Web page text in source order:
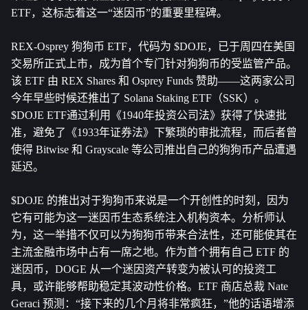
ETF，这标志着这一“迷因币”的重要里程碑。
REX-Osprey 狗狗币 ETF，代码为 $DOJE，已于周四在美国
交易所正式上市，成为首个专门针对狗狗币的受监管产品。
该 ETF 由 REX Shares 和 Osprey Funds 赞助——这两家公司
今年早些时候还推出了 Solana Staking ETF（SSK）。
$DOJE ETF通过利用《1940年投资公司法》获得了快速批
准，避免了《1933年证券法》下繁琐的审批流程，而后者曾
使得 Bitwise 和 Grayscale 等公司推出自己的狗狗币产品遭遇
延迟。
$DOJE 的推出对于狗狗币来说是一个开创性的时刻，因为
它有可能为这一迷因币生态系统注入机构资本。分析师认
为，这一举措不仅可以为狗狗币带来合法性，还可能使其在
主流金融市场中占有一席之地。作为首个拥有自己 ETF 的
迷因币，DOGE 从一个迷因资产转变为被认可的投资工
具，或许能够帮助稳定其波动性价格。ETF 商店总裁 Nate
Geraci 预测：“接下来的几个月将非常疯狂，”他的话语增添